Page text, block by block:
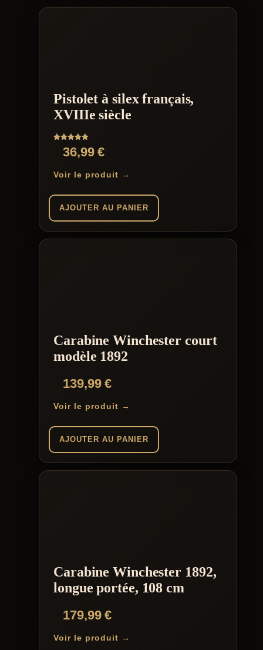
Pistolet à silex français,
XVIIIe siècle
Note
5.0036,99€
Voir le produit →
AJOUTER AU PANIER
Carabine Winchester court
modèle 1892
139,99€
Voir le produit →
AJOUTER AU PANIER
Carabine Winchester 1892,
longue portée, 108 cm
179,99€
Voir le produit →